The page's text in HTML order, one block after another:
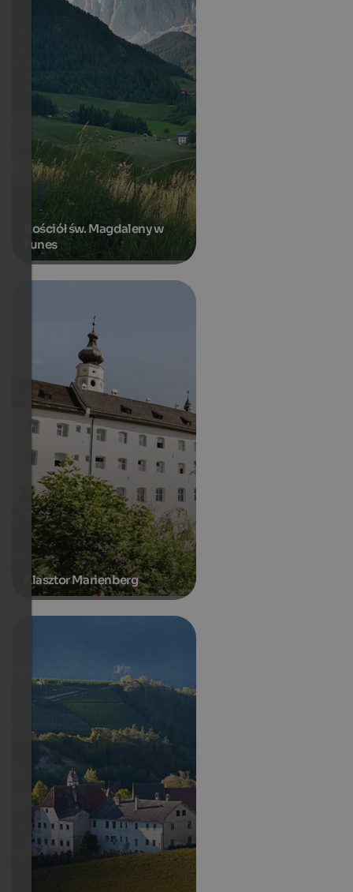
Kościół św. Magdaleny w
Funes
Klasztor Marienberg